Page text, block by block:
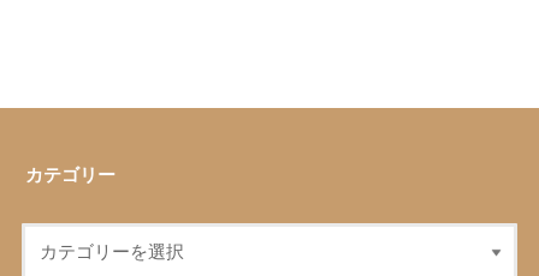
カテゴリー